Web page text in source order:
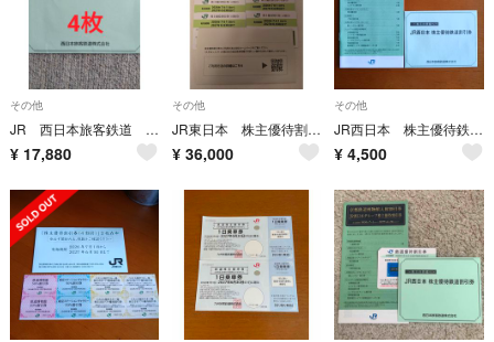
その他
JR 西日本旅客鉄道 鉄道優待割引券 4枚
¥ 17,880
その他
JR東日本 株主優待割引券 １２枚 色々おまけ付き
¥ 36,000
その他
JR西日本 株主優待鉄道割引券(5割引)１枚ほか 有効期限2027年6月30日
¥ 4,500